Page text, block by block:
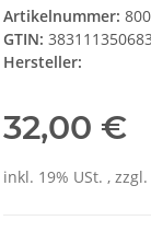
Artikelnummer:
GTIN:
Hersteller:
32,00 €
inkl. 19% USt. , zzgl.